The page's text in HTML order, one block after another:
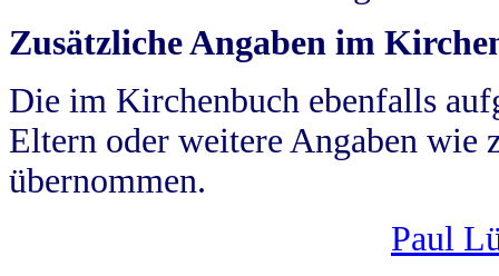
Zusätzliche Angaben im
Die im Kirchenbuch ebenfalls
Eltern oder weitere Angaben wie
übernommen.
Paul